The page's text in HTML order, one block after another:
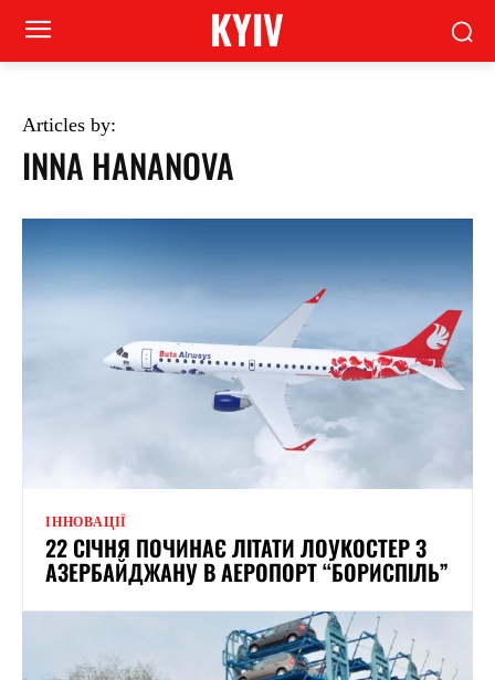
KYIV
Articles by:
INNA HANANOVA
ІННОВАЦІЇ
22 СІЧНЯ ПОЧИНАЄ ЛІТАТИ ЛОУКОСТЕР З
АЗЕРБАЙДЖАНУ В АЕРОПОРТ “БОРИСПІЛЬ”